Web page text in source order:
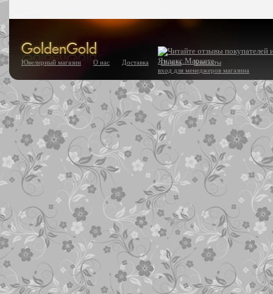
Ювелирный магазин О нас Доставка Оплата
Контакты
вход для менеджеров магазина